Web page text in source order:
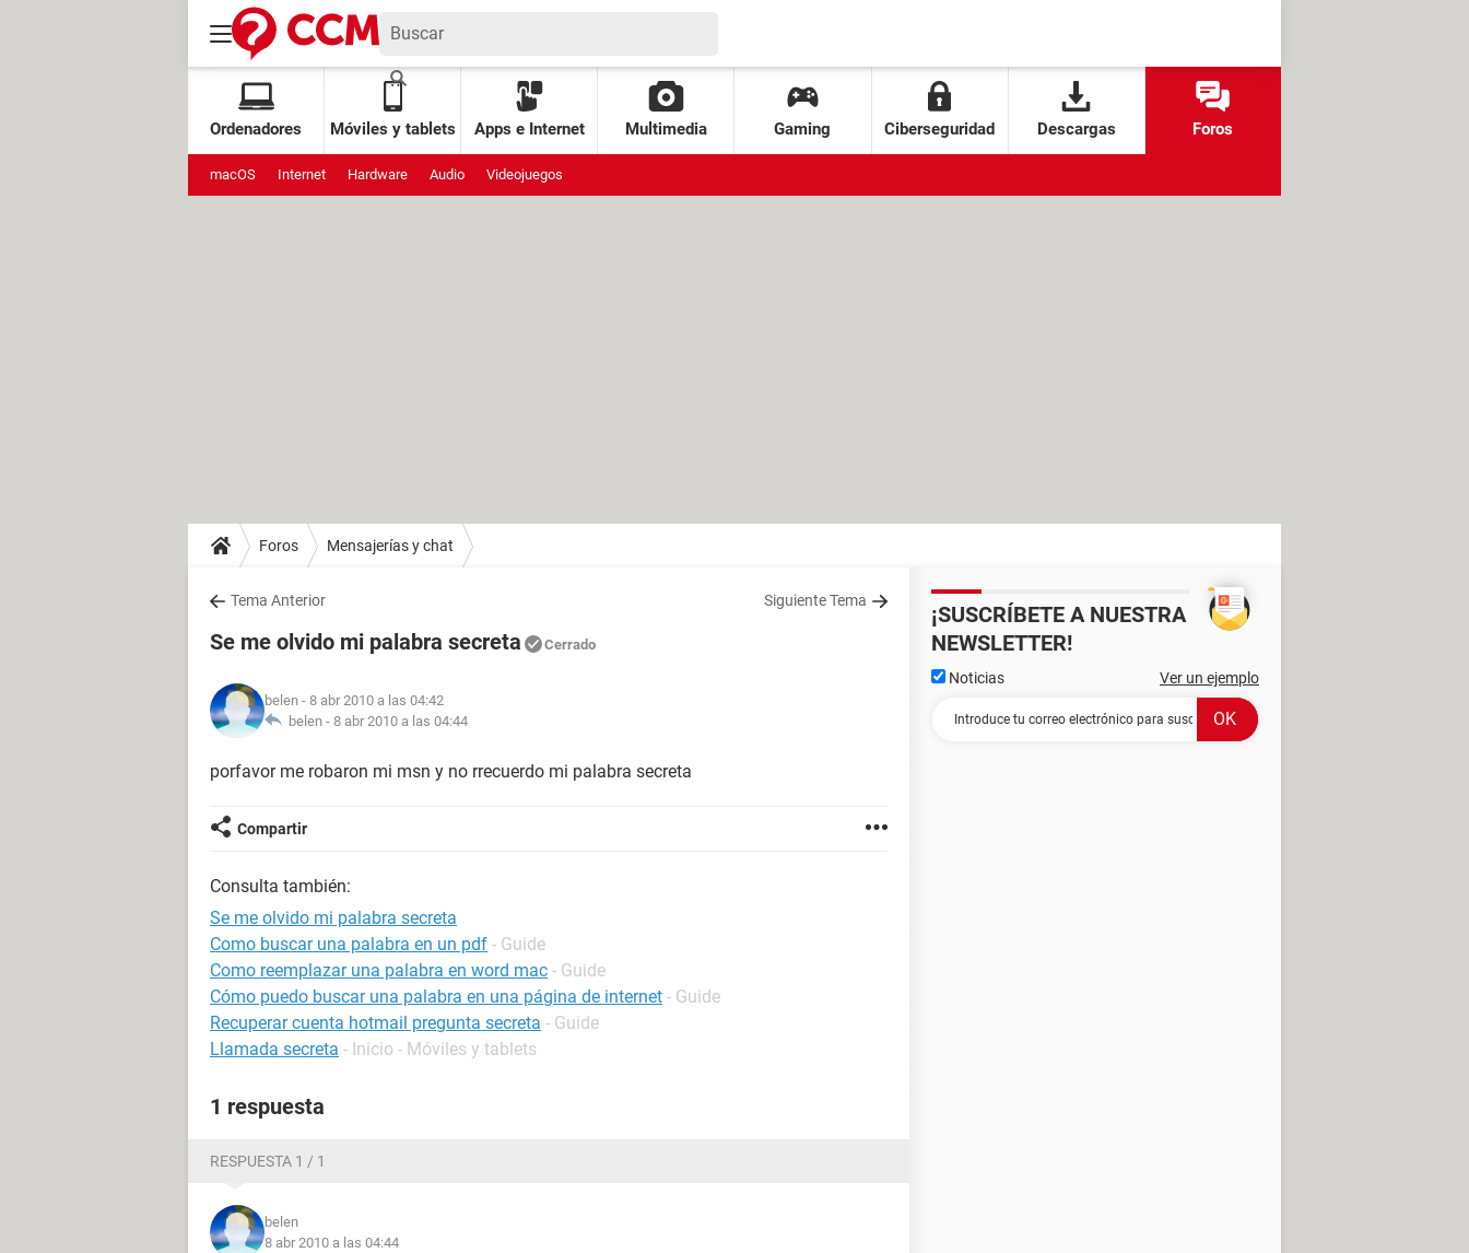
Ordenadores Móviles y tablets Apps e Internet Multimedia Gaming Ciberseguridad Descargas Foros
macOS Internet Hardware Audio Videojuegos
Foros Mensajerías y chat
Tema Anterior Siguiente Tema
Se me olvido mi palabra secreta Cerrado
belen - 8 abr 2010 a las 04:42
belen - 8 abr 2010 a las 04:44
porfavor me robaron mi msn y no rrecuerdo mi palabra secreta
Compartir
Consulta también:
Se me olvido mi palabra secreta
Como buscar una palabra en un pdf - Guide
Como reemplazar una palabra en word mac - Guide
Cómo puedo buscar una palabra en una página de internet - Guide
Recuperar cuenta hotmail pregunta secreta - Guide
Llamada secreta - Inicio - Móviles y tablets
1 respuesta
RESPUESTA 1 / 1
belen
8 abr 2010 a las 04:44
¡SUSCRÍBETE A NUESTRA
NEWSLETTER!
Noticias Ver un ejemplo